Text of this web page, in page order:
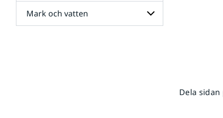
satellit
Väder
till
havs
Undersidor
för
Mark och vatten
Dela sidan